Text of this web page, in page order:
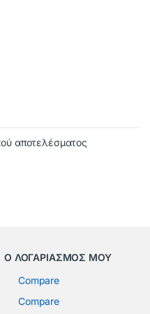
αποτελέσματος
Ο ΛΟΓΑΡΙΑΣΜΟΣ ΜΟΥ
Compare
Compare